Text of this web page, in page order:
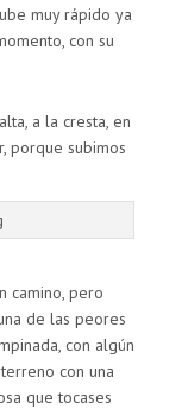
muy rápido ya
con su
a la cresta, en
porque subimos
camino, pero
de las peores
con algún
con una
que tocases